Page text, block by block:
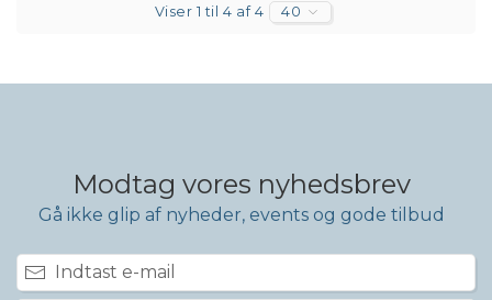
Viser 1 til 4 af 4 40
Modtag vores nyhedsbrev
Gå ikke glip af nyheder, events og gode tilbud